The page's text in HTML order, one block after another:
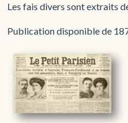
Les fais divers sont extraits
Publication disponible de